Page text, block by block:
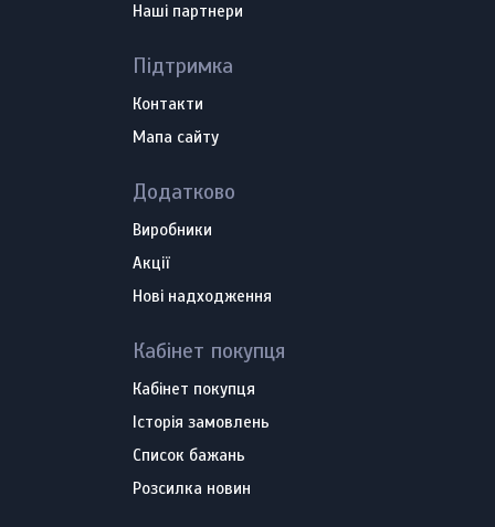
Наші партнери
Підтримка
Контакти
Мапа сайту
Додатково
Виробники
Акції
Нові надходження
Кабінет покупця
Кабінет покупця
Історія замовлень
Список бажань
Розсилка новин